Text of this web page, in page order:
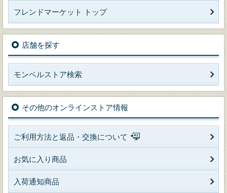
フレンドマーケット トップ
店舗を探す
モンベルストア検索
その他のオンラインストア情報
ご利用方法と返品・交換について
お気に入り商品
入荷通知商品